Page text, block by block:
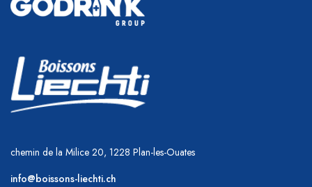
chemin de la Milice 20, 1228 Plan-les-Ouates
info@boissons-liechti.ch